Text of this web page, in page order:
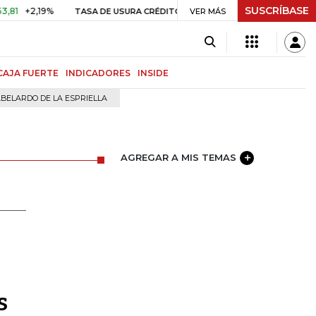
+2,19% TASA DE USURA CRÉDITO CONSUMO 29,66% +0,87%
VER MÁS SUSCRÍBASE
FUERTE INDICADORES INSIDE
DE LA ESPRIELLA
AGREGAR A MIS TEMAS